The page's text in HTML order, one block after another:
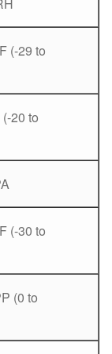
(-29 to
20 to
(-30 to
(0 to